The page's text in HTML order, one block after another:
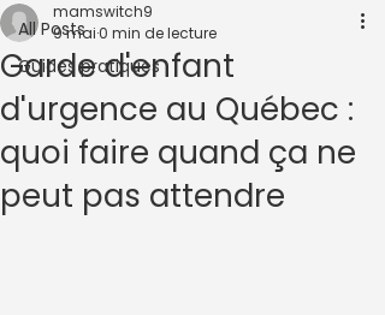
All Posts
Guides pratiques
Garde d'enfant
d'urgence au Québec :
quoi faire quand ça ne
peut pas attendre
mamswitch9
9 mai 0 min de lecture